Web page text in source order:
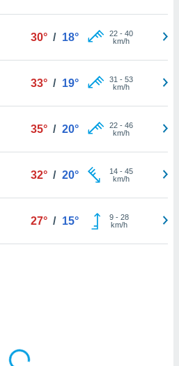
30° / 18° 22- 40
km/h
33° / 19° 31 - 53
km/h
35° / 20° 22- 46
km/h
32° / 20° 14- 45
km/h
27° / 15° 9- 28
km/h